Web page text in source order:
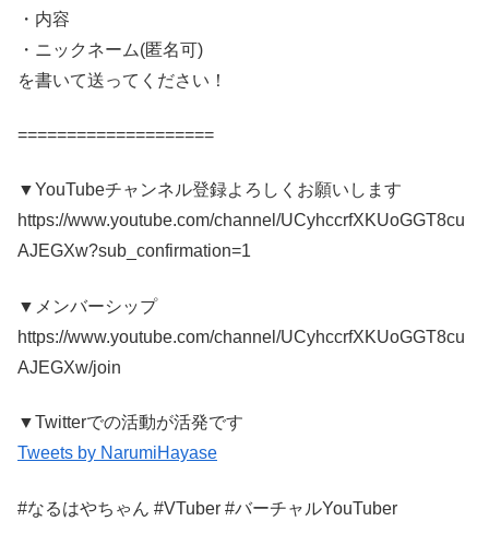
・内容
・ニックネーム(匿名可)
を書いて送ってください！
====================
▼YouTubeチャンネル登録よろしくお願いします
https://www.youtube.com/channel/UCyhccrfXKUoGGT8cu
AJEGXw?sub_confirmation=1
▼メンバーシップ
https://www.youtube.com/channel/UCyhccrfXKUoGGT8cu
AJEGXw/join
▼Twitterでの活動が活発です
Tweets by NarumiHayase
#なるはやちゃん #VTuber #バーチャルYouTuber